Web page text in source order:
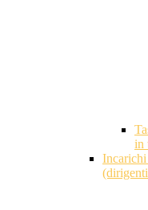
in